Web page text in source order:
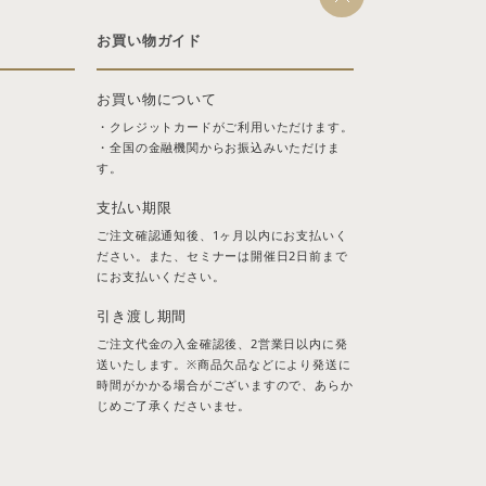
お買い物ガイド
お買い物について
・クレジットカードがご利用いただけます。
・全国の金融機関からお振込みいただけま
す。
支払い期限
ご注文確認通知後、1ヶ月以内にお支払いく
ださい。また、セミナーは開催日2日前まで
にお支払いください。
引き渡し期間
ご注文代金の入金確認後、2営業日以内に発
送いたします。※商品欠品などにより発送に
時間がかかる場合がございますので、あらか
じめご了承くださいませ。